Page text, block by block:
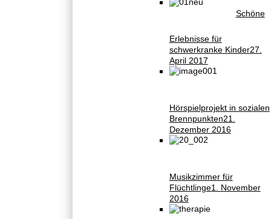
Schöne
Erlebnisse für
schwerkranke Kinder27.
April 2017
Hörspielprojekt in sozialen
Brennpunkten21.
Dezember 2016
Musikzimmer für
Flüchtlinge1. November
2016